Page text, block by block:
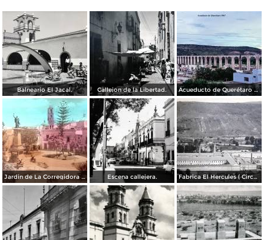
Balneario El Jacal. Callejon de la Libertad. Acueducto de Querétaro 1967
Jardin de La Corregidora ( Circulada el 3 de Noviembre de 1957 ). Escena callejera. Fabrica El Hercules ( Circulada el 22 de Junio de 1926 ).